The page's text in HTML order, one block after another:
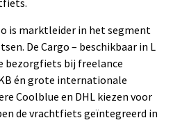
is marktleider in het segment
De Cargo – beschikbaar in L
bezorgfiets bij freelance
én grote internationale
Coolblue en DHL kiezen voor
de vrachtfiets geïntegreerd in